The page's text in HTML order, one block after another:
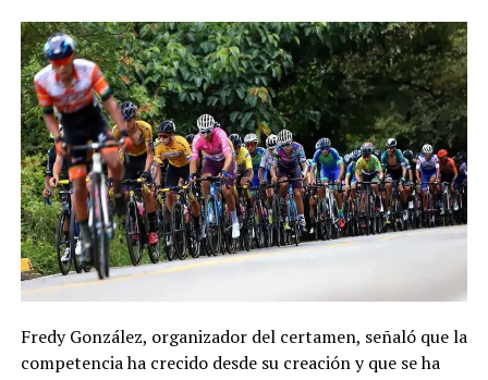
Fredy González, organizador del certamen, señaló que la
competencia ha crecido desde su creación y que se ha